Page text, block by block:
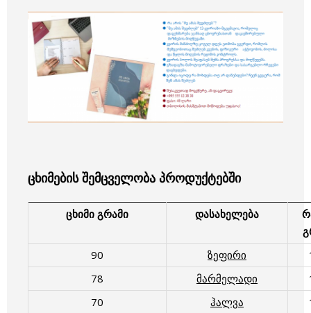
ცხიმების შემცველობა პროდუქტებში
ცხიმი გრამი დასახელება
90
ზეფირი
78
მარმელადი
70
ჰალვა